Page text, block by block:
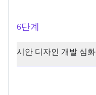
6단계
시안 디자인 개발 심화